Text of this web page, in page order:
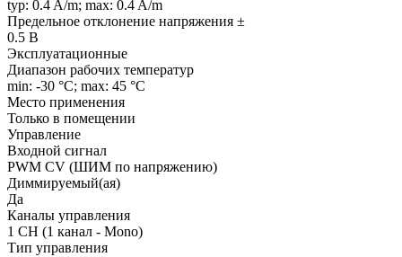
typ: 0.4 A/m; max: 0.4 A/m
Предельное отклонение напряжения ±
0.5 В
Эксплуатационные
Диапазон рабочих температур
min: -30 °C; max: 45 °C
Место применения
Только в помещении
Управление
Входной сигнал
PWM СV (ШИМ по напряжению)
Диммируемый(ая)
Да
Каналы управления
1 CH (1 канал - Mono)
Тип управления